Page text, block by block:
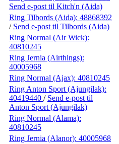
Send e-post til Kitch'n (Aida)
Ring Tilbords (Aida): 48868392
/ Send e-post til Tilbords (Aida)
Ring Normal (Air Wick):
40810245
Ring Jernia (Airthings):
40005968
Ring Normal (Ajax): 40810245
Ring Anton Sport (Ajungilak):
40419440 / Send e-post til
Anton Sport (Ajungilak)
Ring Normal (Alama):
40810245
Ring Jernia (Alanor): 40005968